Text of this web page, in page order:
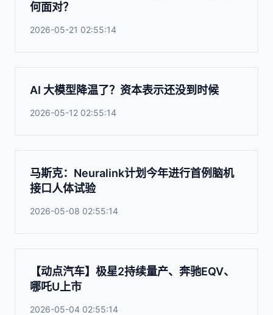
何面对？
2026-05-21 02:55:14
AI 大模型降温了？资本表示还没到时候
2026-05-12 02:55:14
马斯克：Neuralink计划今年进行首例脑机
接口人体试验
2026-05-08 02:55:14
【动点汽车】极星2持续量产、奔驰EQV、
哪吒U上市
2026-05-04 02:55:14